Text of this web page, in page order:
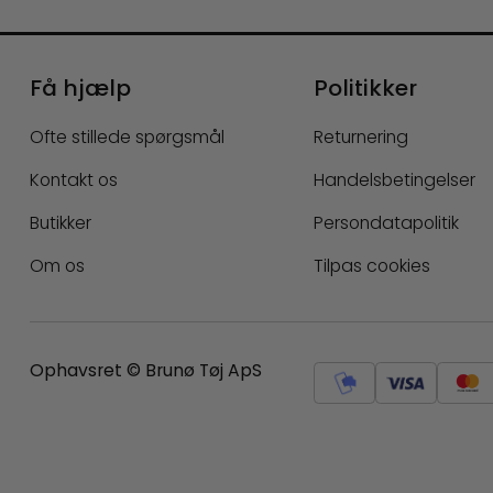
Få hjælp
Ofte stillede spørgsmål
Kontakt os
Butikker
Om os
Politikker
Returnering
Handelsbetingelser
Persondatapolitik
Tilpas cookies
Ophavsret © Brunø Tøj ApS